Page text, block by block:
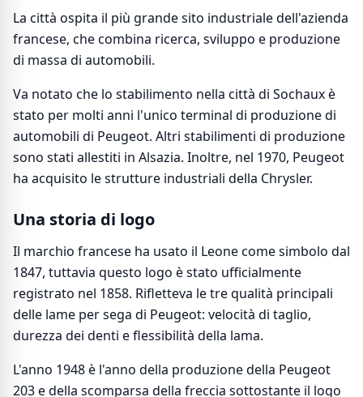
La città ospita il più grande sito industriale dell'azienda
francese, che combina ricerca, sviluppo e produzione
di massa di automobili.
Va notato che lo stabilimento nella città di Sochaux è
stato per molti anni l'unico terminal di produzione di
automobili di Peugeot. Altri stabilimenti di produzione
sono stati allestiti in Alsazia. Inoltre, nel 1970, Peugeot
ha acquisito le strutture industriali della Chrysler.
Una storia di logo
Il marchio francese ha usato il Leone come simbolo dal
1847, tuttavia questo logo è stato ufficialmente
registrato nel 1858. Rifletteva le tre qualità principali
delle lame per sega di Peugeot: velocità di taglio,
durezza dei denti e flessibilità della lama.
L'anno 1948 è l'anno della produzione della Peugeot
203 e della scomparsa della freccia sottostante il logo